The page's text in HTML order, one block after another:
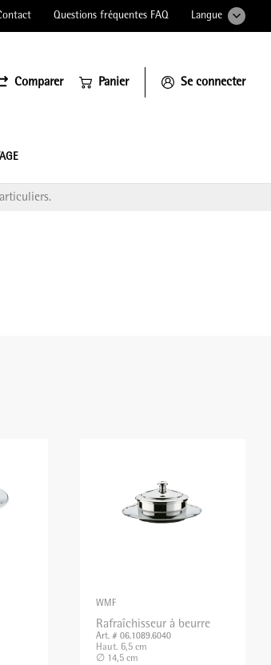
Questions fréquentes FAQ Langue
Comparer Panier Se connecter
WMF
Rafraîchisseur à beurre
Art. # 06.1089.6040
Haut. 6,5 cm
∅ 14,5 cm